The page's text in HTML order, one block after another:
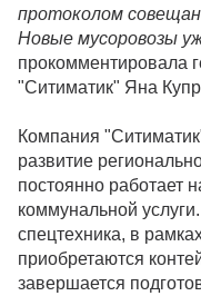
протоколом
Новые мусоровозы
прокомментировала
"Ситиматик" Яна
Компания
развитие
постоянно работает
коммунальной
спецтехника, в
приобретаются
завершается